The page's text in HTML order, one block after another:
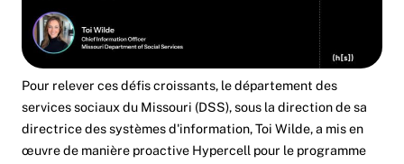
Pour relever ces défis croissants, le département des
services sociaux du Missouri (DSS), sous la direction de sa
directrice des systèmes d'information, Toi Wilde, a mis en
œuvre de manière proactive Hypercell pour le programme